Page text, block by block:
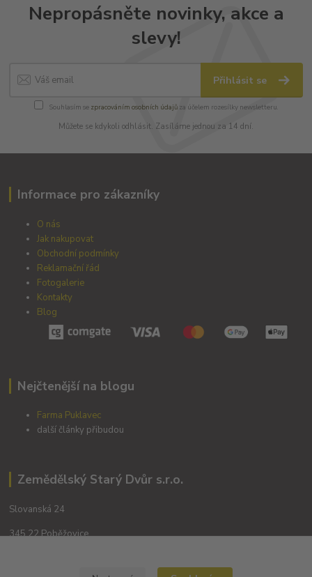
Nepropásněte novinky, akce a
slevy!
Přihlásit se
Souhlasím se zpracováním osobních údajůza účelem rozesílky newsletteru.
Můžete se kdykoli odhlásit. Zasíláme jednou za 14 dní.
Informace pro zákazníky
O nás
Jak nakupovat
Obchodní podmínky
Reklamační řád
Fotogalerie
Kontakty
Blog
Nejčtenější na blogu
Farma Puklavec
další články přibudou
Zemědělský Starý Dvůr s.r.o.
Slovanská 24
345 22 Poběžovice